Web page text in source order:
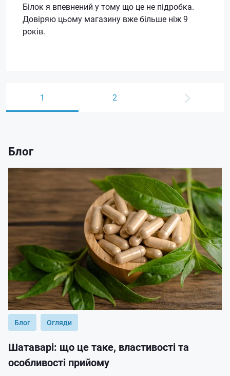
Білок я впевнений у тому що це не підробка.
Довіряю цьому магазину вже більше ніж 9
років.
1 2
Блог
Блог Огляди
Шатаварі: що це таке, властивості та
особливості прийому